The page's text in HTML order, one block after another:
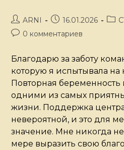
ARNI 16.01.2026
0 комментариев
Благодарю за заботу
которую я испытывала на
Повторная
одними из самых
жизни. Поддержка
невероятной, и это для
значение. Мне никогда
мере выразить свою